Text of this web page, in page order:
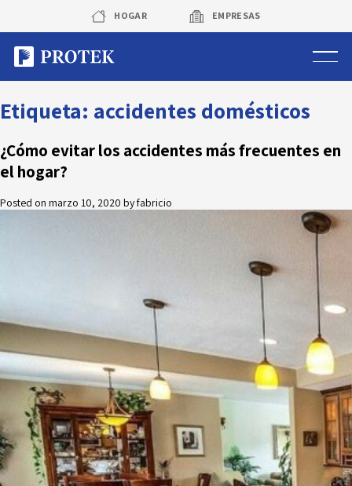
content
HOGAR EMPRESAS
Sistema de alarmas
Sistema de cámaras
Sobre Protek
Trabaja con nosotros
Novedades
Faq
Contacto
Etiqueta: accidentes domésticos
¿Cómo evitar los accidentes más frecuentes en
el hogar?
Posted on marzo 10, 2020 byfabricio